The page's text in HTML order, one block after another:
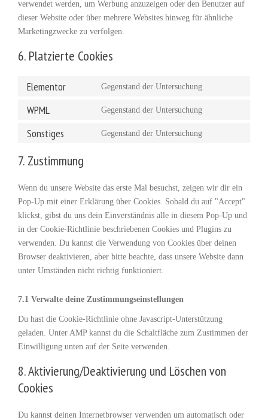
verwendet werden, um Werbung anzuzeigen oder den Benutzer auf
dieser Website oder über mehrere Websites hinweg für ähnliche
Marketingzwecke zu verfolgen.
6. Platzierte Cookies
Elementor Gegenstand der Untersuchung
WPML Gegenstand der Untersuchung
Sonstiges Gegenstand der Untersuchung
7. Zustimmung
Wenn du unsere Website das erste Mal besuchst, zeigen wir dir ein
Pop-Up mit einer Erklärung über Cookies. Sobald du auf "Accept"
klickst, gibst du uns dein Einverständnis alle in diesem Pop-Up und
in der Cookie-Richtlinie beschriebenen Cookies und Plugins zu
verwenden. Du kannst die Verwendung von Cookies über deinen
Browser deaktivieren, aber bitte beachte, dass unsere Website dann
unter Umständen nicht richtig funktioniert.
7.1 Verwalte deine Zustimmungseinstellungen
Du hast die Cookie-Richtlinie ohne Javascript-Unterstützung
geladen. Unter AMP kannst du die Schaltfläche zum Zustimmen der
Einwilligung unten auf der Seite verwenden.
8. Aktivierung/Deaktivierung und Löschen von
Cookies
Du kannst deinen Internetbrowser verwenden um automatisch oder